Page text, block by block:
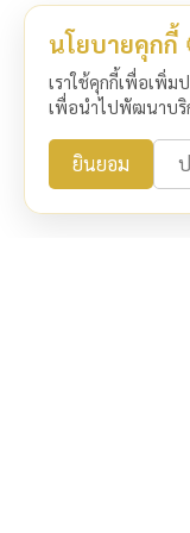
นโยบายคุกกี้
เราใช้คุกกี้เพื่อเพิ่ม
เพื่อนำไปพัฒนาบริ
ยินยอม